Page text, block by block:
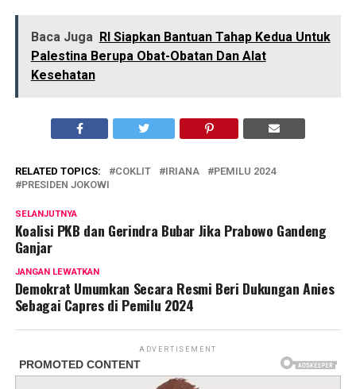
Baca Juga RI Siapkan Bantuan Tahap Kedua Untuk
Palestina Berupa Obat-Obatan Dan Alat
Kesehatan
RELATED TOPICS: COKLIT IRIANA
PEMILU 2024
PRESIDEN JOKOWI
SELANJUTNYA
Koalisi PKB dan Gerindra Bubar Jika Prabowo Gandeng
Ganjar
JANGAN LEWATKAN
Demokrat Umumkan Secara Resmi Beri Dukungan Anies
Sebagai Capres di Pemilu 2024
ADVERTISEMENT